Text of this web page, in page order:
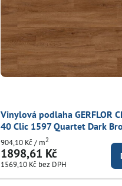
Vinylová podlaha GERFLOR
40 Clic 1597 Quartet Dark
1898,61 Kč
1569,10 Kč bez DPH
904,10 Kč/ m2